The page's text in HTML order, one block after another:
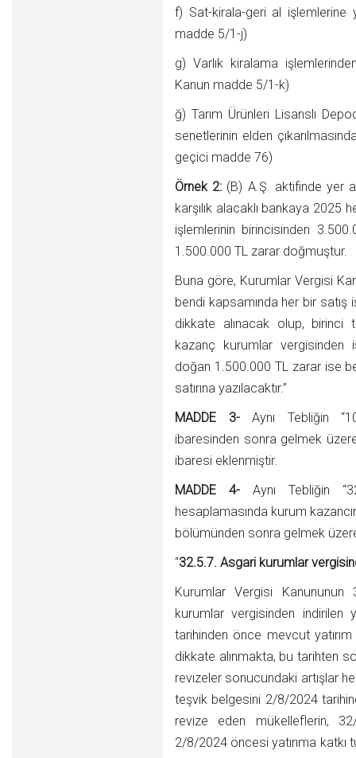
f) Sat-kirala-geri al işlemlerine
madde 5/1-j)
g) Varlık kiralama
Kanun madde 5/1-k)
ğ) Tarım Ürünleri Lisanslı
senetlerinin elden
geçici madde 76)
Örnek 2: (B) A.Ş. aktifinde yer
karşılık alacaklı bankaya 2025
işlemlerinin birincisinden
1.500.000 TL zarar doğmuştur.
Buna göre, Kurumlar Vergisi
bendi kapsamında her bir satış
dikkate alınacak olup, birinci
kazanç kurumlar vergisinden
doğan 1.500.000 TL zarar ise
satırına yazılacaktır.”
MADDE 3-Aynı Tebliğin
ibaresinden sonra gelmek
ibaresi eklenmiştir.
MADDE 4- Aynı Tebliğin
hesaplamasında kurum
bölümünden sonra gelmek
“32.5.7. Asgari kurumlar
Kurumlar Vergisi
kurumlar vergisinden indirilen
tarihinden önce mevcut yatırım
dikkate alınmakta, bu tarihten
revizeler sonucundaki artışlar
teşvik belgesini 2/8/2024
revize eden mükelleflerin,
2/8/2024 öncesi yatırıma katkı